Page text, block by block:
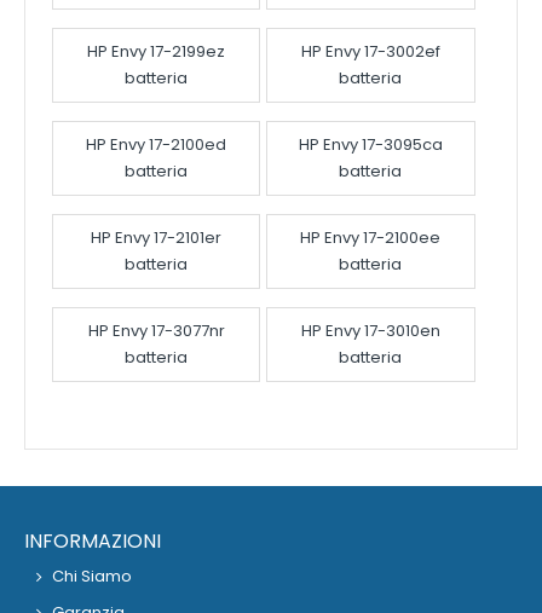
HP Envy 17-2199ez
batteria
HP Envy 17-3002ef
batteria
HP Envy 17-2100ed
batteria
HP Envy 17-3095ca
batteria
HP Envy 17-2101er
batteria
HP Envy 17-2100ee
batteria
HP Envy 17-3077nr
batteria
HP Envy 17-3010en
batteria
INFORMAZIONI
Chi Siamo